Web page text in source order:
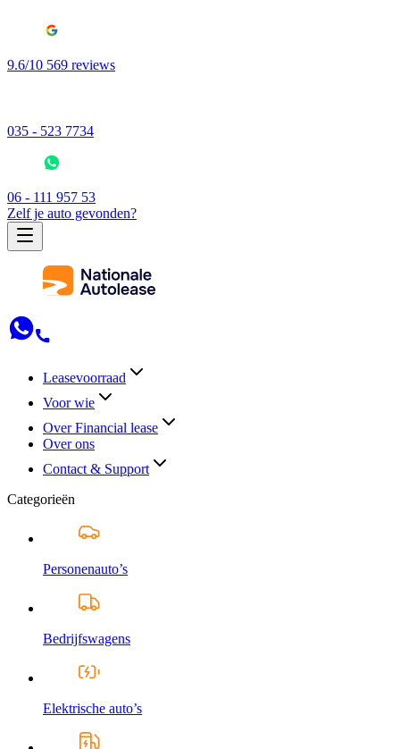
9.6/10 569 reviews
035 - 523 7734
06 - 111 957 53
Zelf je auto gevonden?
Leasevoorraad
Voor wie
Over Financial lease
Over ons
Contact & Support
Categorieën
Personenauto’s
Bedrijfswagens
Elektrische auto’s